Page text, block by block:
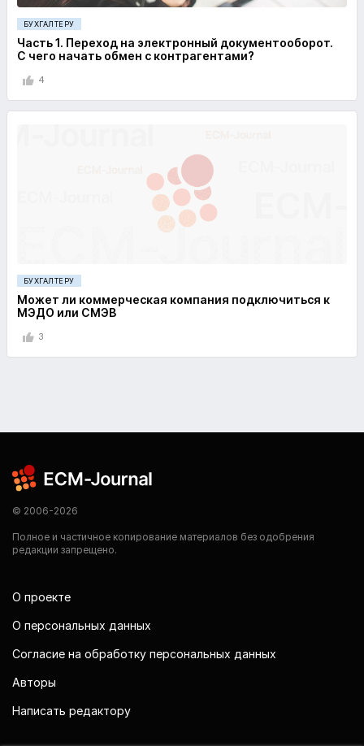
БУХГАЛТЕРУ
Часть 1. Переход на электронный документооборот.
С чего начать обмен с контрагентами?
4
БУХГАЛТЕРУ
Может ли коммерческая компания подключиться к
МЭДО или СМЭВ
3
© 2006-2026
Полное и частичное копирование материалов без одобрения
редакции запрещено.
О проекте
О персональных данных
Согласие на обработку персональных данных
Авторы
Написать редактору